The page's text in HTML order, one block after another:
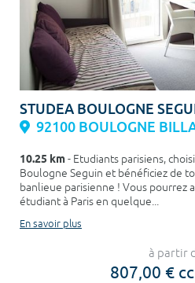
STUDEA BOULOGNE
92100 BOULOGNE
10.25 km- Etudiants parisiens,
Boulogne Seguin et bénéficiez de
banlieue parisienne ! Vous
étudiant à Paris en quelque...
En savoir plus
à partir
807,00 €